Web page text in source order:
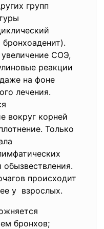
групп
СОЭ,
реакции
на фоне
лечения.
вокруг корней
Только
обызвествления.
происходит
у взрослых.
бронхов;